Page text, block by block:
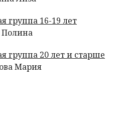
группа 16-19 лет
Полина
группа 20 лет и старше
Мария